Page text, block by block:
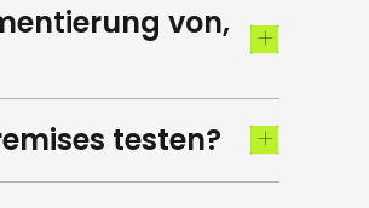
von,
testen?